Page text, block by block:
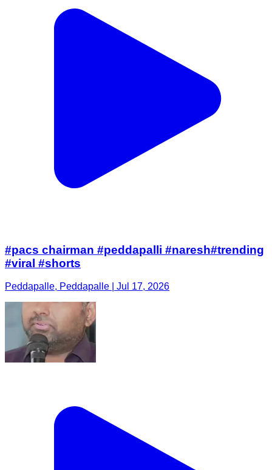
#pacs chairman #peddapalli #naresh#trending
#viral #shorts
Peddapalle, Peddapalle | Jul 17, 2026